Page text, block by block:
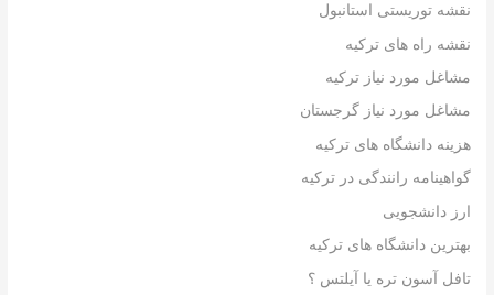
نقشه توریستی استانبول
نقشه راه های ترکیه
مشاغل مورد نیاز ترکیه
مشاغل مورد نیاز گرجستان
هزینه دانشگاه های ترکیه
گواهینامه رانندگی در ترکیه
ارز دانشجویی
بهترین دانشگاه های ترکیه
تافل آسون تره یا آیلتس ؟